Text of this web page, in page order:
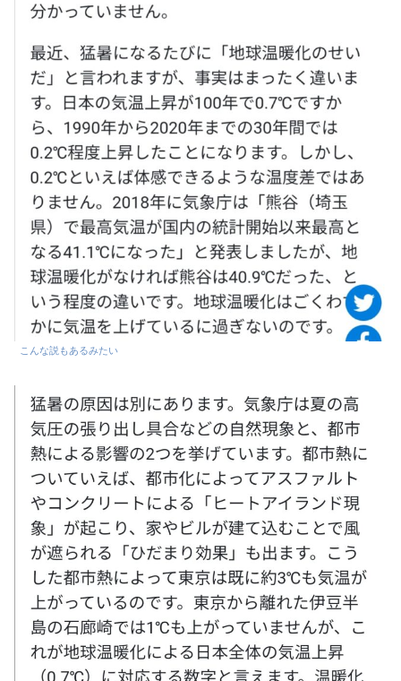
こんな説もあるみたい